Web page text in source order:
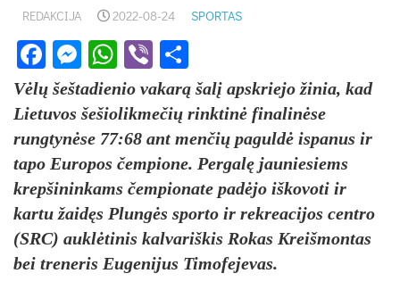
REDAKCIJA 2022-08-24 SPORTAS
Facebook
Messenger
WhatsApp
Viber
Vėlų šeštadienio vakarą šalį apskriejo žinia, kad
Lietuvos šešiolikmečių rinktinė finalinėse
rungtynėse 77:68 ant menčių paguldė ispanus ir
tapo Europos čempione. Pergalę jauniesiems
krepšininkams čempionate padėjo iškovoti ir
kartu žaidęs Plungės sporto ir rekreacijos centro
(SRC) auklėtinis kalvariškis Rokas Kreišmontas
bei treneris Eugenijus Timofejevas.